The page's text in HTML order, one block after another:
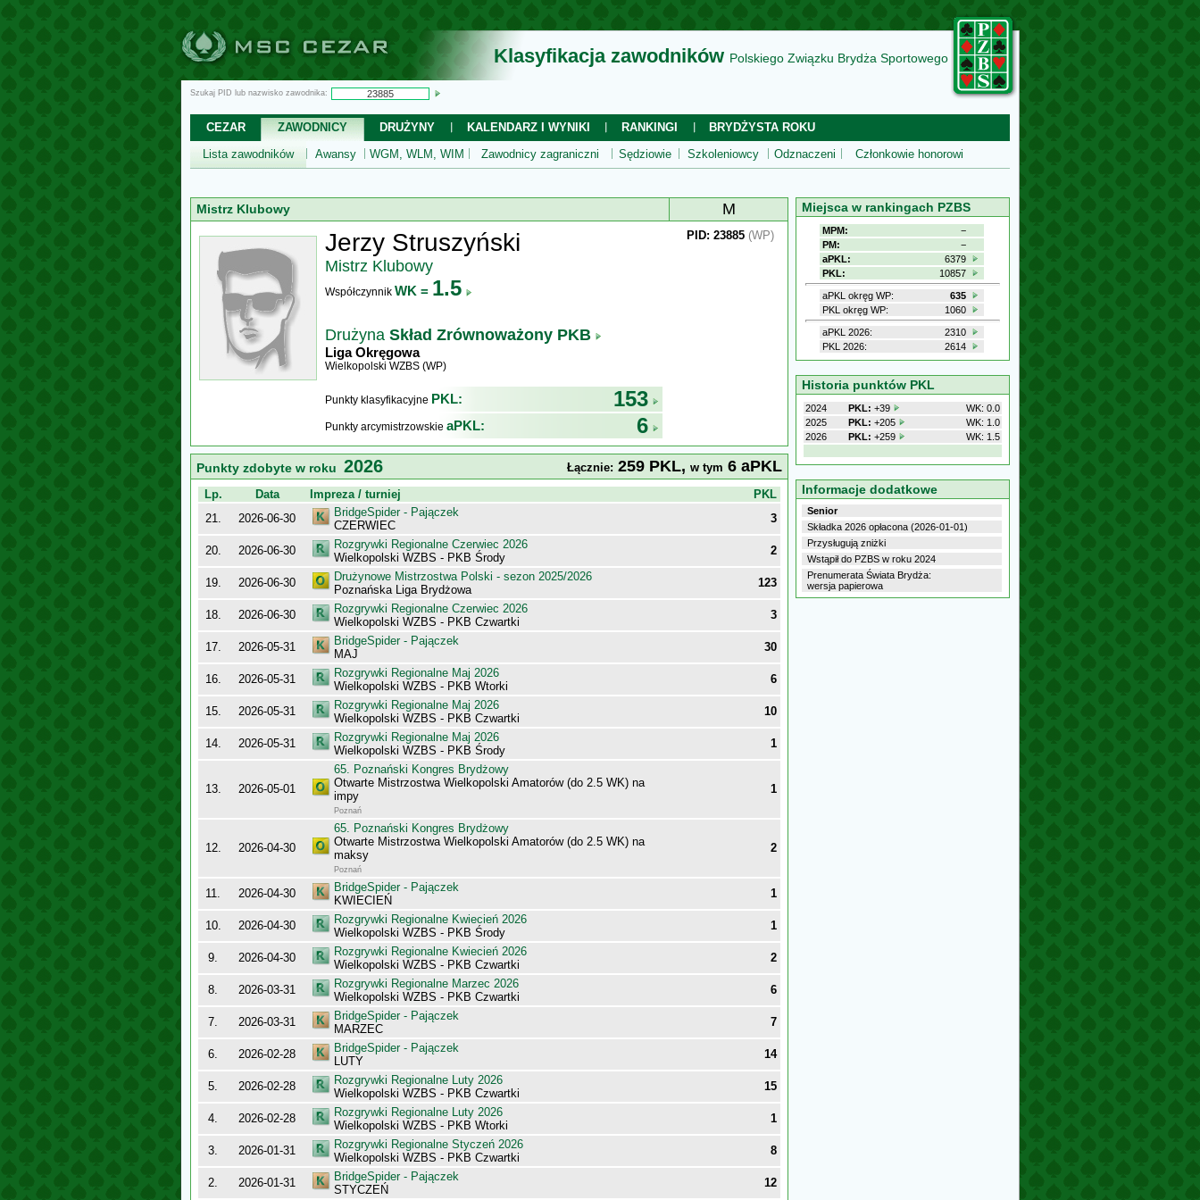
Klasyfikacja zawodników Polskiego Związku Brydża Sportowego
Szukaj PID lub nazwisko zawodnika:
CEZAR ZAWODNICY DRUŻYNY KALENDARZ I WYNIKI RANKINGI
BRYDŻYSTA ROKU
Lista zawodników
Awansy WGM, WLM, WIM Zawodnicy zagraniczni Sędziowie Szkoleniowcy Odznaczeni Członkowie honorowi
Mistrz Klubowy M
Jerzy Struszyński
Mistrz Klubowy
Współczynnik WK = 1.5
Drużyna Skład Zrównoważony PKB
Liga Okręgowa
Wielkopolski WZBS (WP)
Punkty klasyfikacyjne PKL: 153
Punkty arcymistrzowskie aPKL: 6
PID: 23885 (WP)
Punkty zdobyte w roku 2026 Łącznie: 259 PKL, w tym 6 aPKL
Lp. Data Impreza / turniej
PKL
21.
2026-06-30
BridgeSpider - Pajączek
CZERWIEC
3
20. 2026-06-30
Rozgrywki Regionalne Czerwiec 2026
Wielkopolski WZBS - PKB Środy
2
19. 2026-06-30
Drużynowe Mistrzostwa Polski - sezon 2025/2026
Poznańska Liga Brydżowa
123
18. 2026-06-30
Rozgrywki Regionalne Czerwiec 2026
Wielkopolski WZBS - PKB Czwartki
3
17. 2026-05-31
BridgeSpider - Pajączek
MAJ
30
16. 2026-05-31
Rozgrywki Regionalne Maj 2026
Wielkopolski WZBS - PKB Wtorki
6
15. 2026-05-31
Rozgrywki Regionalne Maj 2026
Wielkopolski WZBS - PKB Czwartki
10
14. 2026-05-31
Rozgrywki Regionalne Maj 2026
Wielkopolski WZBS - PKB Środy
1
13. 2026-05-01
65. Poznański Kongres Brydżowy
Otwarte Mistrzostwa Wielkopolski Amatorów (do 2.5 WK) na
impy
Poznań
1
12. 2026-04-30
65. Poznański Kongres Brydżowy
Otwarte Mistrzostwa Wielkopolski Amatorów (do 2.5 WK) na
maksy
Poznań
2
11. 2026-04-30
BridgeSpider - Pajączek
KWIECIEŃ
1
10. 2026-04-30
Rozgrywki Regionalne Kwiecień 2026
Wielkopolski WZBS - PKB Środy
1
9. 2026-04-30
Rozgrywki Regionalne Kwiecień 2026
Wielkopolski WZBS - PKB Czwartki
2
8. 2026-03-31
Rozgrywki Regionalne Marzec 2026
Wielkopolski WZBS - PKB Czwartki
6
7. 2026-03-31
BridgeSpider - Pajączek
MARZEC
7
6. 2026-02-28
BridgeSpider - Pajączek
LUTY
14
5. 2026-02-28
Rozgrywki Regionalne Luty 2026
Wielkopolski WZBS - PKB Czwartki
15
4. 2026-02-28
Rozgrywki Regionalne Luty 2026
Wielkopolski WZBS - PKB Wtorki
1
3. 2026-01-31
Rozgrywki Regionalne Styczeń 2026
Wielkopolski WZBS - PKB Czwartki
8
2. 2026-01-31
BridgeSpider - Pajączek
STYCZEŃ
12
Miejsca w rankingach PZBS
MPM:
−
PM:
−
aPKL:
6379
PKL:
10857
aPKL okręg WP:
635
PKL okręg WP:
1060
aPKL 2026:
2310
PKL 2026:
2614
Historia punktów PKL
2024 PKL: +39
WK: 0.0
2025
PKL: +205
WK: 1.0
2026
PKL: +259 WK: 1.5
Informacje dodatkowe
Senior
Składka 2026 opłacona (2026-01-01)
Przysługują zniżki
Wstąpił do PZBS w roku 2024
Prenumerata Świata Brydża:
wersja papierowa